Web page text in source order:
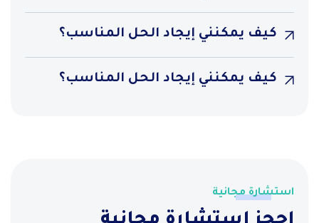
كيف يمكنني إيجاد الحل المناسب؟
كيف يمكنني إيجاد الحل المناسب؟
استشارة مجانية